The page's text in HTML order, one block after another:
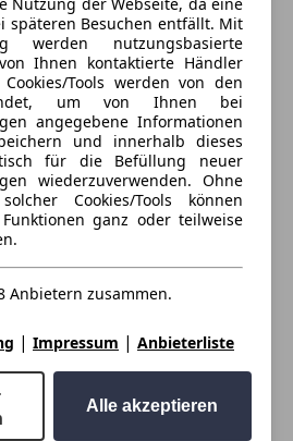
späteren Besuchen entfällt. Mit
werden nutzungsbasierte
Ihnen kontaktierte Händler
Tools werden von den
um von Ihnen bei
angegebene Informationen
und innerhalb dieses
für die Befüllung neuer
wiederzuverwenden. Ohne
Cookies/Tools können
ganz oder teilweise
Anbietern zusammen.
| Impressum | Anbieterliste
Alle akzeptieren